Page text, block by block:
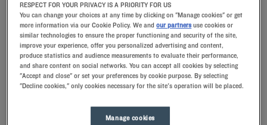
Lust auf ein entspanntes Wochenende in Quimperlé? Dann buchen
Sie doch ein Zimmer im Kyriad-Hotel und lernen Sie Frankreichs
drittgrößte Stadt kennen!
Lassen Sie sich verwöhnen – entdecken Sie unsere Kyriad-
RESPECT FOR YOUR PRIVACY IS A PRIORITY FOR US
You can change your choices at any time by clicking on "Manage cookies" or get
more information via our Cookie Policy. We andour partners use cookies or
similar technologies to ensure the proper functioning and security of the site,
improve your experience, offer you personalized advertising and content,
produce statistics and audience measurements to evaluate their performance,
and share content on social networks. You can accept all cookies by selecting
"Accept and close" or set your preferences by cookie purpose. By selecting
"Decline cookies," only cookies necessary for the site's operation will be placed.
Manage cookies